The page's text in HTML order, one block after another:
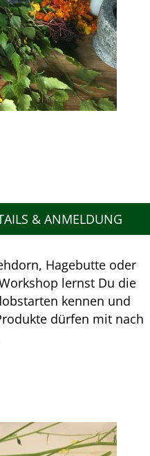
& ANMELDUNG
Hagebutte oder
lernst Du die
kennen und
dürfen mit nach